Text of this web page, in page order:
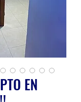
EN